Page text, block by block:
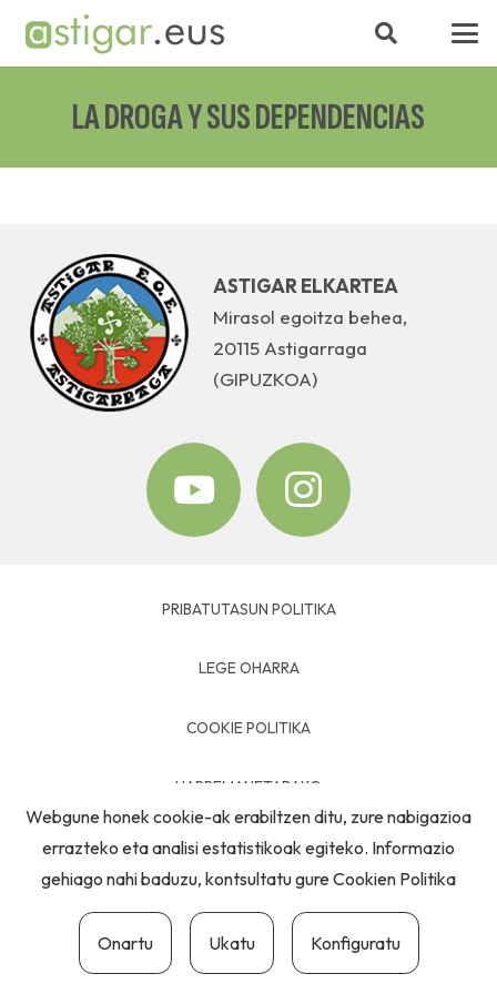
LA DROGA Y SUS DEPENDENCIAS
ASTIGAR ELKARTEA
Mirasol egoitza behea,
20115 Astigarraga
(GIPUZKOA)
PRIBATUTASUN POLITIKA
LEGE OHARRA
COOKIE POLITIKA
HARREMANETARAKO
Webgune honek cookie-ak erabiltzen ditu, zure nabigazioa
errazteko eta analisi estatistikoak egiteko. Informazio
gehiago nahi baduzu, kontsultatu gureCookien Politika
Onartu Ukatu Konfiguratu